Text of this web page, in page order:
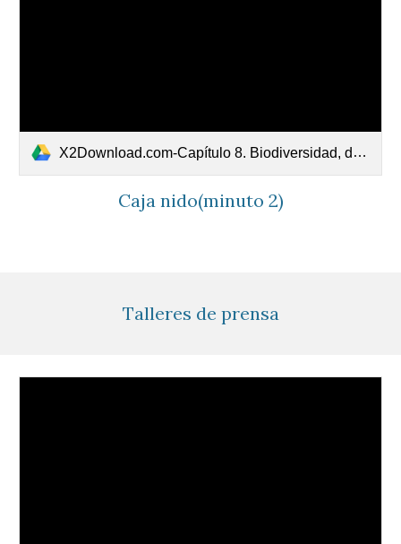
X2Download.com-Capítulo 8. Biodiversidad, divino tesoro.mp4
Caja nido(minuto 2)
Talleres de prensa